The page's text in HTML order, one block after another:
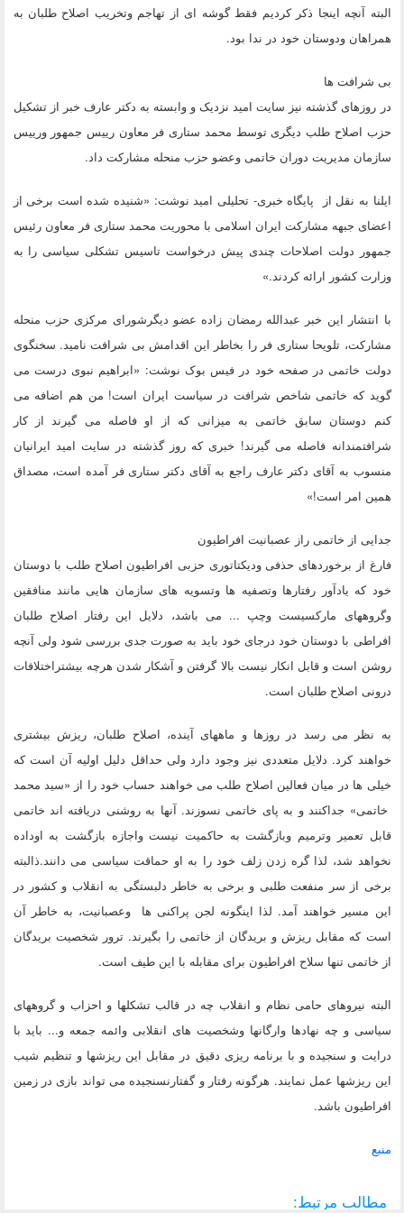
البته آنچه اینجا ذکر کردیم فقط گوشه ای از تهاجم وتخریب اصلاح طلبان به
همراهان ودوستان خود در ندا بود.
بی شرافت ها
در روزهای گذشته نیز سایت امید نزدیک و وابسته به دکتر عارف خبر از تشکیل
حزب اصلاح طلب دیگری توسط محمد ستاری فر معاون رییس جمهور ورییس
سازمان مدیریت دوران خاتمی وعضو حزب منحله مشارکت داد.
ایلنا به نقل از پایگاه خبری- تحلیلی امید نوشت: «شنیده شده است برخی از
اعضای جبهه مشارکت ایران اسلامی با محوریت محمد ستار‌ی فر معاون رئیس
جمهور دولت اصلاحات چندی پیش درخواست تاسیس تشکلی سیاسی را به
وزارت کشور ارائه کردند.»
با انتشار این خبر عبدالله رمضان زاده عضو دیگرشورای مرکزی حزب منحله
مشارکت، تلویحا ستاری فر را بخاطر این اقدامش بی شرافت نامید. سخنگوی
دولت خاتمی در صفحه خود در فیس بوک نوشت: «ابراهیم نبوی درست می
گوید که خاتمی شاخص شرافت در سیاست ایران است! من هم اضافه می
کنم دوستان سابق خاتمی به میزانی که از او فاصله می گیرند از کار
شرافتمندانه فاصله می گیرند! خبری که روز گذشته در سایت امید ایرانیان
منسوب به آقای دکتر عارف راجع به آقای دکتر ستاری فر آمده است، مصداق
همین امر است!»
جدایی از خاتمی راز عصبانیت افراطیون
فارغ از برخوردهای حذفی ودیکتاتوری حزبی افراطیون اصلاح طلب با دوستان
خود که یادآور رفتارها وتصفیه ها وتسویه های سازمان هایی مانند منافقین
وگروههای مارکسیست وچپ ... می باشد، دلایل این رفتار اصلاح طلبان
افراطی با دوستان خود درجای خود باید به صورت جدی بررسی شود ولی آنچه
روشن است و قابل انکار نیست بالا گرفتن و آشکار شدن هرچه بیشتراختلافات
درونی اصلاح طلبان است.
به نظر می رسد در روزها و ماههای آینده، اصلاح طلبان، ریزش بیشتری
خواهند کرد. دلایل متعددی نیز وجود دارد ولی حداقل دلیل اولیه آن است که
خیلی ها در میان فعالین اصلاح طلب می خواهند حساب خود را از «سید محمد
خاتمی» جداکنند و به پای خاتمی نسوزند. آنها به روشنی دریافته اند خاتمی
قابل تعمیر وترمیم وبازگشت به حاکمیت نیست واجازه بازگشت به اوداده
نخواهد شد، لذا گره زدن زلف خود را به او حماقت سیاسی می دانند.ذالبته
برخی از سر منفعت طلبی و برخی به خاطر دلبستگی به انقلاب و کشور در
این مسیر خواهند آمد. لذا اینگونه لجن پراکنی ها وعصبانیت، به خاطر آن
است که مقابل ریزش و بریدگان از خاتمی را بگیرند. ترور شخصیت بریدگان
از خاتمی تنها سلاح افراطیون برای مقابله با این طیف است.
البته نیروهای حامی نظام و انقلاب چه در قالب تشکلها و احزاب و گروههای
سیاسی و چه نهادها وارگانها وشخصیت های انقلابی وائمه جمعه و... باید با
درایت و سنجیده و با برنامه ریزی دقیق در مقابل این ریزشها و تنظیم شیب
این ریزشها عمل نمایند. هرگونه رفتار و گفتارنسنجیده می تواند بازی در زمین
افراطیون باشد.
منبع
مطالب مرتبط: